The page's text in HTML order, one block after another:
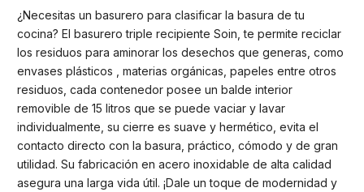
¿Necesitas un basurero para clasificar la basura de tu
cocina? El basurero triple recipiente Soin, te permite reciclar
los residuos para aminorar los desechos que generas, como
envases plásticos , materias orgánicas, papeles entre otros
residuos, cada contenedor posee un balde interior
removible de 15 litros que se puede vaciar y lavar
individualmente, su cierre es suave y hermético, evita el
contacto directo con la basura, práctico, cómodo y de gran
utilidad. Su fabricación en acero inoxidable de alta calidad
asegura una larga vida útil. ¡Dale un toque de modernidad y